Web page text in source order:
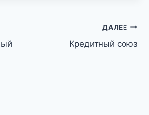
ДАЛЕЕ
Кредитный союз